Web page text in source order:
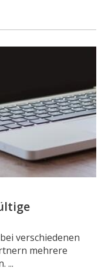
verschiedenen
mehrere
...